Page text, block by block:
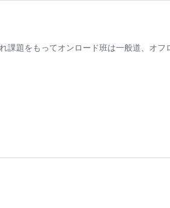
題をもってオンロード班は一般道、オ